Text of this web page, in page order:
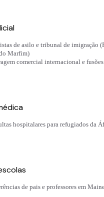
de asilo e tribunal de imigração
Marfim)
comercial internacional e
hospitalares para refugiados da
de pais e professores em